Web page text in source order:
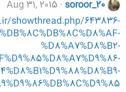
soroor_20
Aug 31, 2015
showthread.php/643836-
%D8%A7%D8%B2-